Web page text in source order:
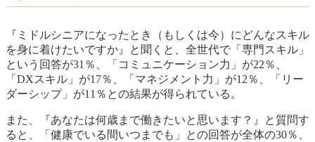
『ミドルシニアになったとき（もしくは今）にどんなスキル
を身に着けたいですか』と聞くと、全世代で「専門スキル」
という回答が31％、「コミュニケーション力」が22％、
「DXスキル」が17％、「マネジメント力」が12％、「リー
ダーシップ」が11％との結果が得られている。
また、『あなたは何歳まで働きたいと思います？』と質問す
ると、「健康でいる間いつまでも」との回答が全体の30％、